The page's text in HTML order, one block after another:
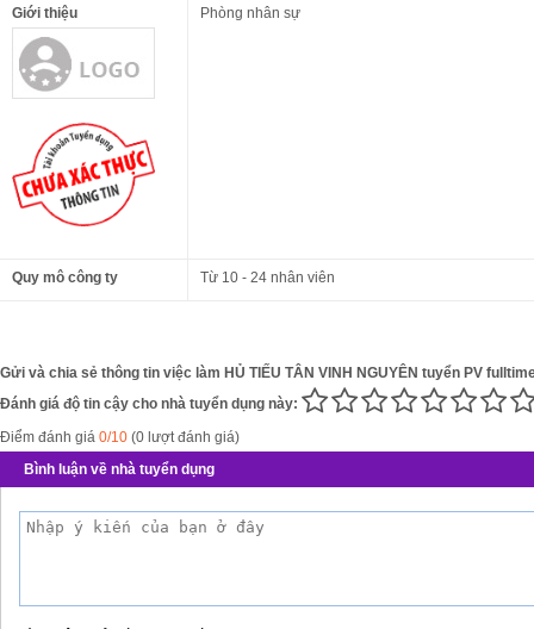
Giới thiệu Phòng nhân sự
Quy mô công ty Từ 10 - 24 nhân viên
Gửi và chia sẻ thông tin việc làm HỦ TIẾU TÂN VINH NGUYÊN tuyển PV
Đánh giá độ tin cậy cho nhà tuyển dụng này:
Điểm đánh giá 0/10 (0 lượt đánh giá)
Bình luận về nhà tuyển dụng